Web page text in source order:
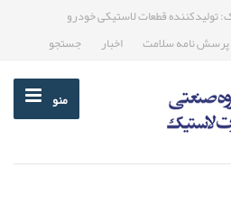
تولیدکننده قطعات لاستیکی خودرو
پرسش نامه سلامت اخبار جستجو
منو